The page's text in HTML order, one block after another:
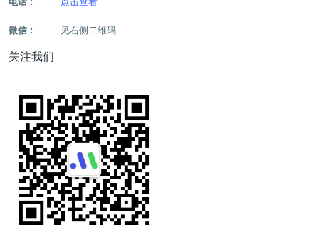
微信 : 见右侧二维码
关注我们